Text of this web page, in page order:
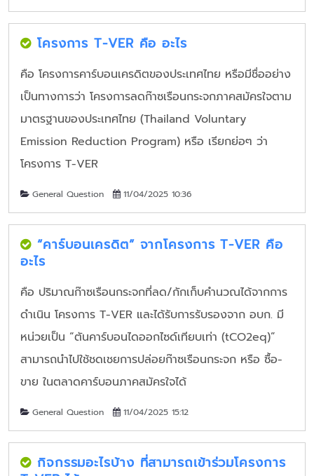
โครงการ T-VER คือ อะไร
คือ โครงการคาร์บอนเครดิตของประเทศไทย หรือมีชื่ออย่าง
เป็นทางการว่า โครงการลดก๊าซเรือนกระจกภาคสมัครใจตาม
มาตรฐานของประเทศไทย (Thailand Voluntary
Emission Reduction Program) หรือ เรียกย่อๆ ว่า
โครงการ T-VER
General Question 11/04/2025 10:36
“คาร์บอนเครดิต” จากโครงการ T-VER คือ
อะไร
คือ ปริมาณก๊าซเรือนกระจกที่ลด/กักเก็บคำนวณได้จากการ
ดำเนิน โครงการ T-VER และได้รับการรับรองจาก อบก. มี
หน่วยเป็น “ตันคาร์บอนไดออกไซด์เทียบเท่า (tCO2eq)”
สามารถนำไปใช้ชดเชยการปล่อยก๊าซเรือนกระจก หรือ ซื้อ-
ขาย ในตลาดคาร์บอนภาคสมัครใจได้
General Question 11/04/2025 15:12
กิจกรรมอะไรบ้าง ที่สามารถเข้าร่วมโครงการ